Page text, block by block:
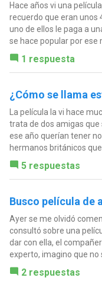
Hace años vi una
recuerdo que eran unos
uno de ellos le paga a
se hace popular por ese
1 respuesta
¿Cómo se llama
La película la vi hace
trata de dos amigas
ese año querían tener
hermanos británicos
5 respuestas
Busco película de
Ayer se me olvidó
consultó sobre una
dar con ella, el
experto, imagino que no
2 respuestas